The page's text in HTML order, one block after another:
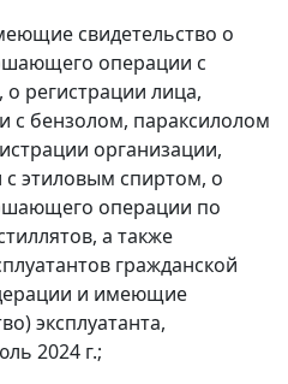
свидетельство о
операции с
регистрации лица,
бензолом, параксилолом
организации,
этиловым спиртом, о
операции по
а также
гражданской
и имеющие
эксплуатанта,
2024 г.;